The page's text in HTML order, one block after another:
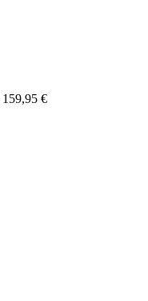
159,95 €